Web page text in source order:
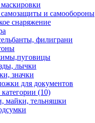
самозащиты и самообороны
снаряжение
филиграни
лычки
значки
для документов
(10)
майки, тельняшки